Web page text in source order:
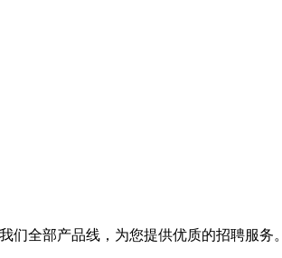
们全部产品线，为您提供优质的招聘服务。